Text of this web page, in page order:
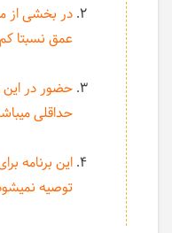
در بخشی از
عمق نسبتا
حضور در این
حداقلی
توصیه